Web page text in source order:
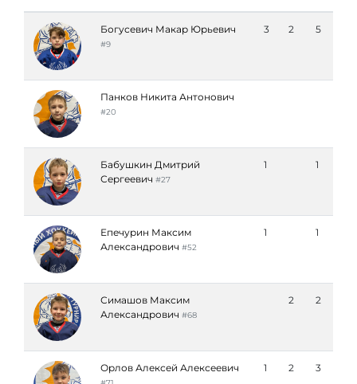
Богусевич Макар Юрьевич
#9
3 2 5
Панков Никита Антонович
#20
Бабушкин Дмитрий
Сергеевич #27
1 1
Епечурин Максим
Александрович #52
1 1
Симашов Максим
Александрович #68
2 2
Орлов Алексей Алексеевич 1 2 3